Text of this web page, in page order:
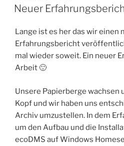
AM
Neuer
Lange ist es her das wir einen
Erfahrungsbericht
mal wieder soweit. Ein neuer
Arbeit 🙂
Unsere Papierberge wachsen
Kopf und wir haben uns
Archiv umzustellen. In dem
um den Aufbau und die
ecoDMS auf Windows